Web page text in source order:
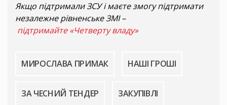
Якщо підтримали ЗСУ і маєте змогу підтримати
незалежне рівненське ЗМІ –
підтримайте «Четверту владу»
МИРОСЛАВА ПРИМАК НАШІ ГРОШІ
ЗА ЧЕСНИЙ ТЕНДЕР ЗАКУПІВЛІ